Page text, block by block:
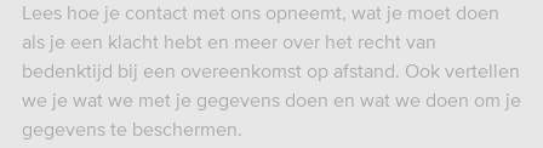
Lees hoe je contact met ons opneemt, wat je moet doen
als je een klacht hebt en meer over het recht van
bedenktijd bij een overeenkomst op afstand. Ook vertellen
we je wat we met je gegevens doen en wat we doen om je
gegevens te beschermen.